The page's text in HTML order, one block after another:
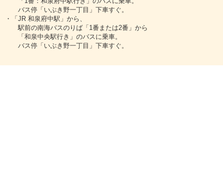
バス停「いぶき野一丁目」下車すぐ。
・「JR 和泉府中駅」から、
駅前の南海バスのりば「1番または2番」から
「和泉中央駅行き」のバスに乗車。
バス停「いぶき野一丁目」下車すぐ。